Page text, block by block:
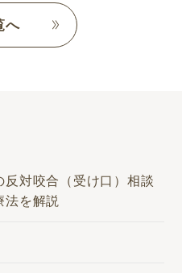
へ
反対咬合（受け口）相談
法を解説